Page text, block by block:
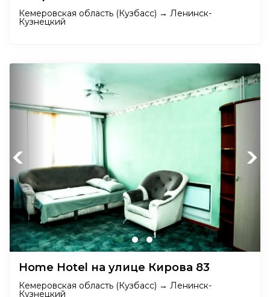
Кемеровская область (Кузбасс) → Ленинск-
Кузнецкий
Previous Next
Home Hotel на улице Кирова 83
Кемеровская область (Кузбасс) → Ленинск-
Кузнецкий